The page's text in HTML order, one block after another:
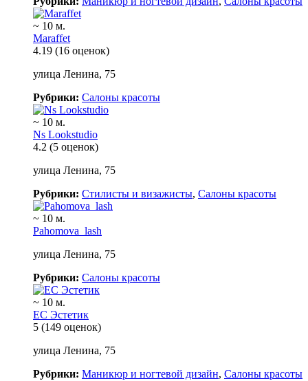
~ 10 м.
Maraffet
4.19 (16 оценок)
улица Ленина, 75
Рубрики: Салоны красоты
~ 10 м.
Ns Lookstudio
4.2 (5 оценок)
улица Ленина, 75
Рубрики: Стилисты и визажисты, Салоны красоты
~ 10 м.
Pahomova_lash
улица Ленина, 75
Рубрики: Салоны красоты
~ 10 м.
ЕС Эстетик
5 (149 оценок)
улица Ленина, 75
Рубрики: Маникюр и ногтевой дизайн, Салоны красоты